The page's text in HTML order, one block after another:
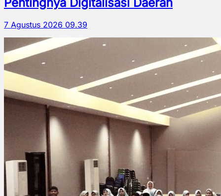
Pentingnya Digitalisasi Daerah
7 Agustus 2026 09.39